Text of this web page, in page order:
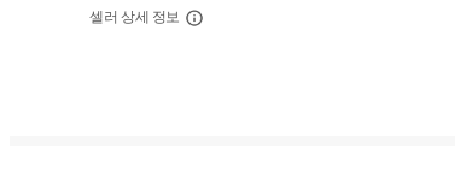
셀러 상세 정보